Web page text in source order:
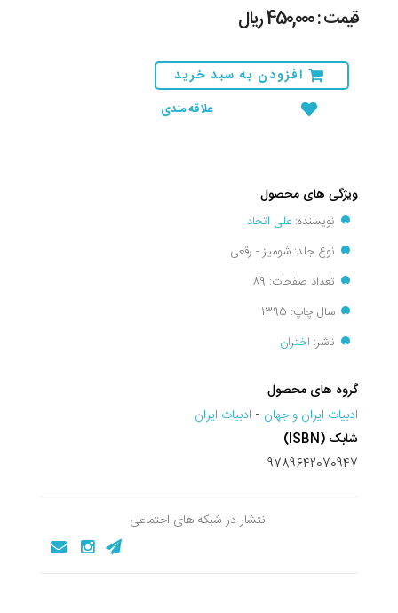
قیمت : 450,000 ريال
افزودن به سبد خرید
علاقه مندی
ویژگی های محصول
نویسنده: علی اتحاد
نوع جلد: شومیز - رقعی
تعداد صفحات: 89
سال چاپ: 1395
ناشر: اختران
گروه های محصول
ادبيات ايران و جهان - ادبیات ایران
شابک (ISBN)
9789642070947
انتشار در شبکه های اجتماعی